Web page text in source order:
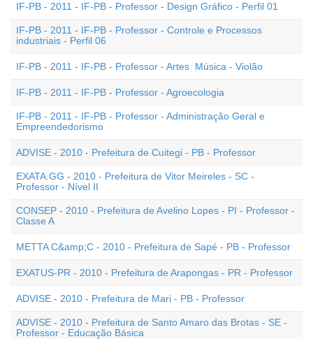
IF-PB - 2011 - IF-PB - Professor - Design Gráfico - Perfil 01
IF-PB - 2011 - IF-PB - Professor - Controle e Processos
industriais - Perfil 06
IF-PB - 2011 - IF-PB - Professor - Artes  Música - Violão
IF-PB - 2011 - IF-PB - Professor - Agroecologia
IF-PB - 2011 - IF-PB - Professor - Administração Geral e
Empreendedorismo
ADVISE - 2010 - Prefeitura de Cuitegi - PB - Professor
EXATA.GG - 2010 - Prefeitura de Vitor Meireles - SC -
Professor - Nível II
CONSEP - 2010 - Prefeitura de Avelino Lopes - PI - Professor -
Classe A
METTA C&amp;C - 2010 - Prefeitura de Sapé - PB - Professor
EXATUS-PR - 2010 - Prefeitura de Arapongas - PR - Professor
ADVISE - 2010 - Prefeitura de Mari - PB - Professor
ADVISE - 2010 - Prefeitura de Santo Amaro das Brotas - SE -
Professor - Educação Básica